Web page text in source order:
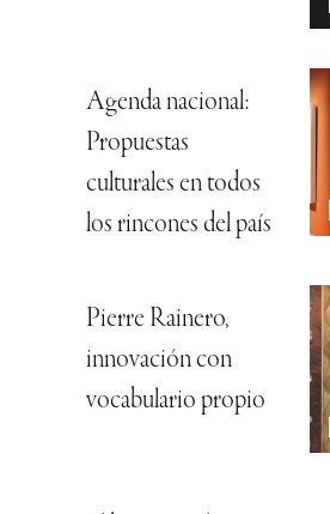
Agenda nacional:
Propuestas
culturales en todos
los rincones del país
Pierre Rainero,
innovación con
vocabulario propio